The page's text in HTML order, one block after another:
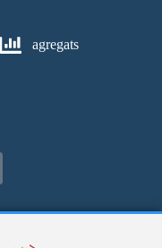
agregats